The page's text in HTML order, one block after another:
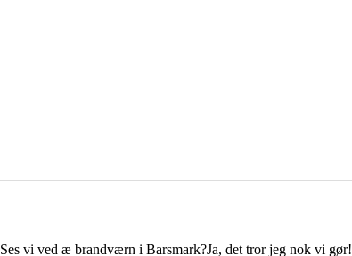
Ses vi ved æ brandværn i Barsmark?Ja, det tror jeg nok vi gør!